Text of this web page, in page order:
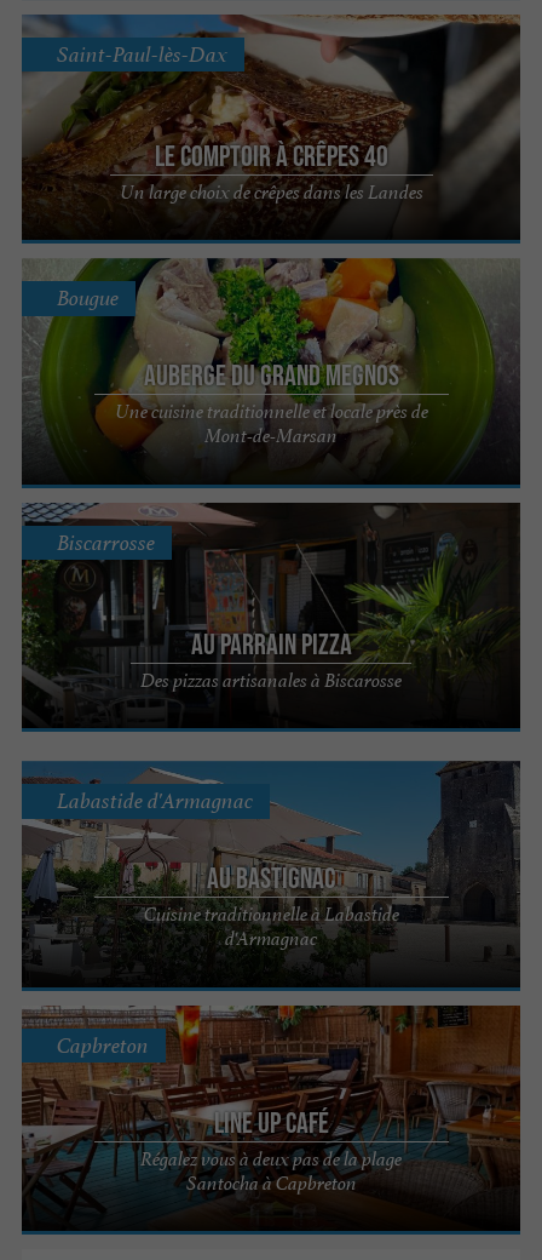
Le comptoir à crêpes 40
Un large choix de crêpes dans les Landes
Saint-Paul-lès-Dax
Auberge du Grand Megnos
Une cuisine traditionnelle et locale près de
Mont-de-Marsan
Bougue
Au Parrain Pizza
Des pizzas artisanales à Biscarosse
Biscarrosse
Au Bastignac
Cuisine traditionnelle à Labastide
d'Armagnac
Labastide d'Armagnac
Line up Café
Régalez vous à deux pas de la plage
Santocha à Capbreton
Capbreton